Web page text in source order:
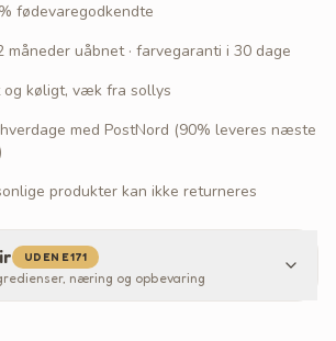
fødevaregodkendte
måneder uåbnet · farvegaranti i 30 dage
og køligt, væk fra sollys
med PostNord (90% leveres næste
produkter kan ikke returneres
UDEN E171
næring og opbevaring